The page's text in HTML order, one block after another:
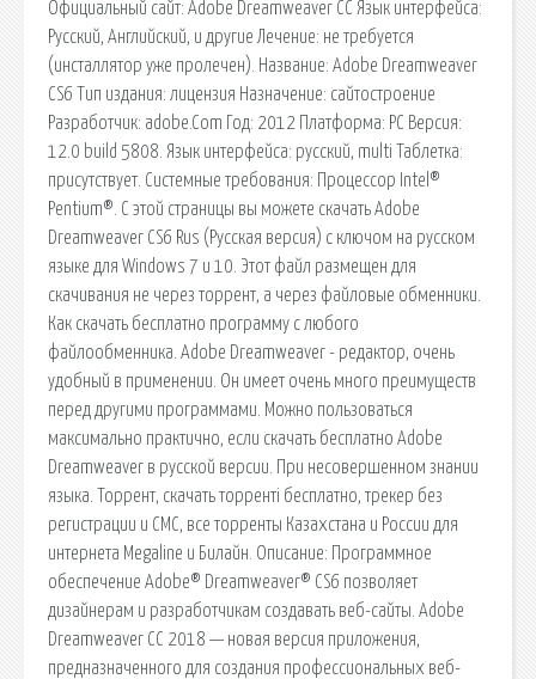
Официальный сайт: Adobe Dreamweaver CC Язык интерфейса:
Русский, Английский, и другие Лечение: не требуется
(инсталлятор уже пролечен). Название: Adobe Dreamweaver
CS6 Тип издания: лицензия Назначение: сайтостроение
Разработчик: adobe.Com Год: 2012 Платформа: PC Версия:
12.0 build 5808. Язык интерфейса: русский, multi Таблетка:
присутствует. Системные требования: Процессор Intel®
Pentium®. С этой страницы вы можете скачать Adobe
Dreamweaver CS6 Rus (Русская версия) с ключом на русском
языке для Windows 7 и 10. Этот файл размещен для
скачивания не через торрент, а через файловые обменники.
Как скачать бесплатно программу с любого
файлообменника. Adobe Dreamweaver - редактор, очень
удобный в применении. Он имеет очень много преимуществ
перед другими программами. Можно пользоваться
максимально практично, если скачать бесплатно Adobe
Dreamweaver в русской версии. При несовершенном знании
языка. Торрент, скачать торренті бесплатно, трекер без
регистрации и СМС, все торренты Казахстана и России для
интернета Megaline и Билайн. Описание: Программное
обеспечение Adobe® Dreamweaver® CS6 позволяет
дизайнерам и разработчикам создавать веб-сайты. Adobe
Dreamweaver CC 2018 — новая версия приложения,
предназначенного для создания профессиональных веб-